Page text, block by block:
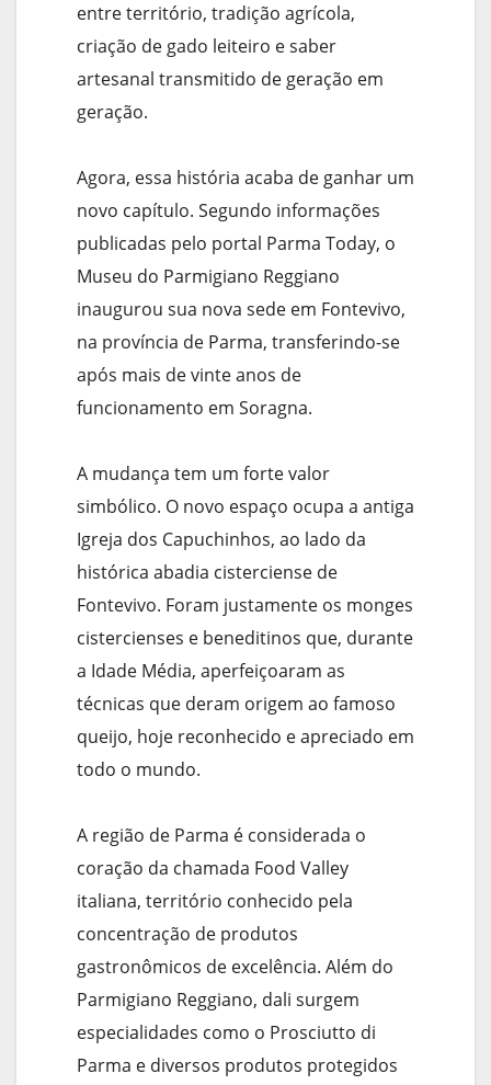
entre território, tradição agrícola,
criação de gado leiteiro e saber
artesanal transmitido de geração em
geração.
Agora, essa história acaba de ganhar um
novo capítulo. Segundo informações
publicadas pelo portal Parma Today, o
Museu do Parmigiano Reggiano
inaugurou sua nova sede em Fontevivo,
na província de Parma, transferindo-se
após mais de vinte anos de
funcionamento em Soragna.
A mudança tem um forte valor
simbólico. O novo espaço ocupa a antiga
Igreja dos Capuchinhos, ao lado da
histórica abadia cisterciense de
Fontevivo. Foram justamente os monges
cistercienses e beneditinos que, durante
a Idade Média, aperfeiçoaram as
técnicas que deram origem ao famoso
queijo, hoje reconhecido e apreciado em
todo o mundo.
A região de Parma é considerada o
coração da chamada Food Valley
italiana, território conhecido pela
concentração de produtos
gastronômicos de excelência. Além do
Parmigiano Reggiano, dali surgem
especialidades como o Prosciutto di
Parma e diversos produtos protegidos